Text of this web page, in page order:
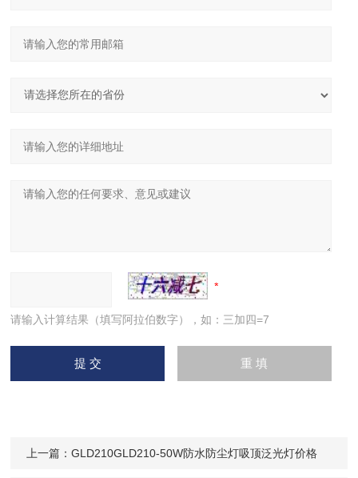
请输入计算结果（填写阿拉伯数字），如：三加四=7
上一篇：GLD210GLD210-50W防水防尘灯吸顶泛光灯价格